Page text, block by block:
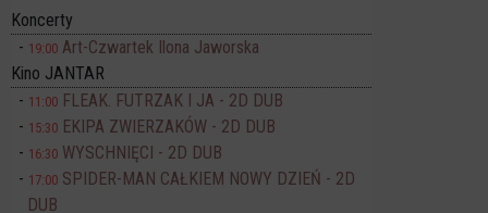
Koncerty
19:00 Art-Czwartek Ilona Jaworska
Kino JANTAR
11:00 FLEAK. FUTRZAK I JA - 2D DUB
15:30 EKIPA ZWIERZAKÓW - 2D DUB
16:30 WYSCHNIĘCI - 2D DUB
17:00 SPIDER-MAN CAŁKIEM NOWY DZIEŃ - 2D
DUB